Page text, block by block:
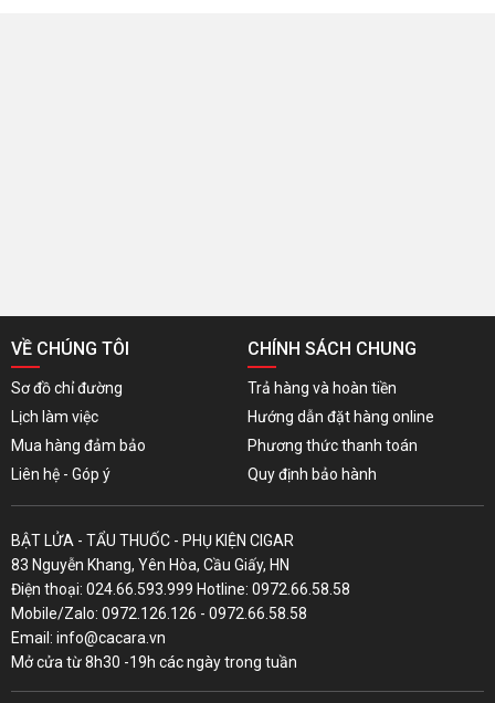
VỀ CHÚNG TÔI
Sơ đồ chỉ đường
Lịch làm việc
Mua hàng đảm bảo
Liên hệ - Góp ý
CHÍNH SÁCH CHUNG
Trả hàng và hoàn tiền
Hướng dẫn đặt hàng online
Phương thức thanh toán
Quy định bảo hành
BẬT LỬA - TẨU THUỐC - PHỤ KIỆN CIGAR
83 Nguyễn Khang, Yên Hòa, Cầu Giấy, HN
Điện thoại: 024.66.593.999 Hotline: 0972.66.58.58
Mobile/Zalo: 0972.126.126 - 0972.66.58.58
Email: info@cacara.vn
Mở cửa từ 8h30 -19h các ngày trong tuần